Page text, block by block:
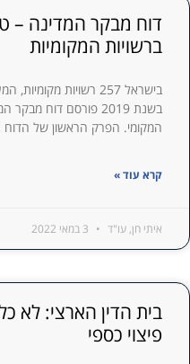
דוח מבקר המדינה –
ברשויות המקומיות
בשנת 2019 פורסם דוח
המקומי. הפרק הראשון של הדוח
קרא עוד »
איתי חן, עו"ד
בית הדין הארצי: לא
פיצוי כספי